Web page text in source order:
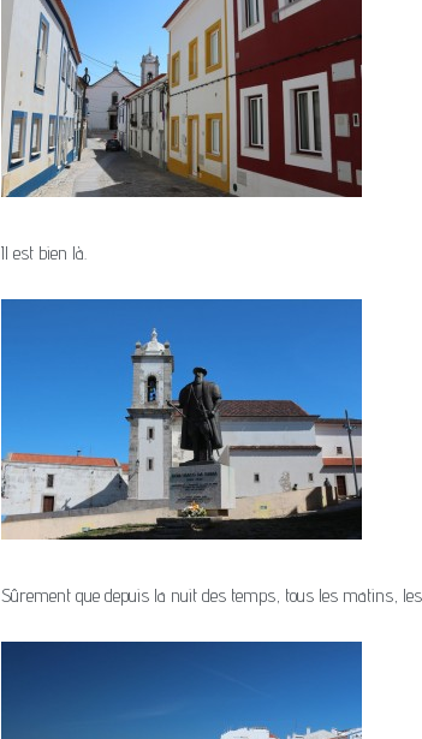
Il est bien là.
Sûrement que depuis la nuit des temps, tous les matins,